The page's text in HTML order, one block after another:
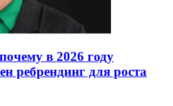
в 2026 году
ребрендинг для роста